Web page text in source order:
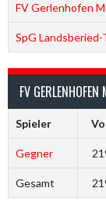
FV Gerlenhofen
SpG Landsberied-
FV GERLENHOFEN
Spieler
Gegner
Gesamt